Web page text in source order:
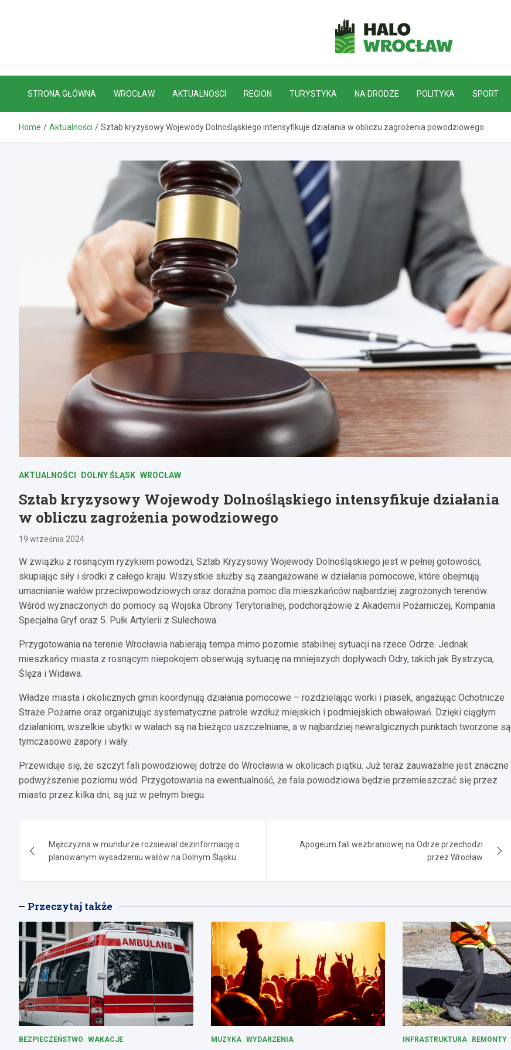
HaloWrocław.pl
STRONA GŁÓWNA WROCŁAW AKTUALNOŚCI REGION TURYSTYKA NA DRODZE POLITYKA SPORT
Home Aktualności Sztab kryzysowy Wojewody Dolnośląskiego intensyfikuje działania w obliczu zagrożenia powodziowego
AKTUALNOŚCI DOLNY ŚLĄSK WROCŁAW
Sztab kryzysowy Wojewody Dolnośląskiego intensyfikuje działania
w obliczu zagrożenia powodziowego
19 września 2024
W związku z rosnącym ryzykiem powodzi, Sztab Kryzysowy Wojewody Dolnośląskiego jest w pełnej gotowości,
skupiając siły i środki z całego kraju. Wszystkie służby są zaangażowane w działania pomocowe, które obejmują
umacnianie wałów przeciwpowodziowych oraz doraźna pomoc dla mieszkańców najbardziej zagrożonych terenów.
Wśród wyznaczonych do pomocy są Wojska Obrony Terytorialnej, podchorążowie z Akademii Pożarniczej, Kompania
Specjalna Gryf oraz 5. Pułk Artylerii z Sulechowa.
Przygotowania na terenie Wrocławia nabierają tempa mimo pozornie stabilnej sytuacji na rzece Odrze. Jednak
mieszkańcy miasta z rosnącym niepokojem obserwują sytuację na mniejszych dopływach Odry, takich jak Bystrzyca,
Ślęza i Widawa.
Władze miasta i okolicznych gmin koordynują działania pomocowe – rozdzielając worki i piasek, angażując Ochotnicze
Straże Pożarne oraz organizując systematyczne patrole wzdłuż miejskich i podmiejskich obwałowań. Dzięki ciągłym
działaniom, wszelkie ubytki w wałach są na bieżąco uszczelniane, a w najbardziej newralgicznych punktach tworzone są
tymczasowe zapory i wały.
Przewiduje się, że szczyt fali powodziowej dotrze do Wrocławia w okolicach piątku. Już teraz zauważalne jest znaczne
podwyższenie poziomu wód. Przygotowania na ewentualność, że fala powodziowa będzie przemieszczać się przez
miasto przez kilka dni, są już w pełnym biegu.
wpisu
Mężczyzna w mundurze rozsiewał dezinformację o
planowanym wysadzeniu wałów na Dolnym Śląsku
Apogeum fali wezbraniowej na Odrze przechodzi
przez Wrocław
Przeczytaj także
BEZPIECZEŃSTWO WAKACJE MUZYKA WYDARZENIA INFRASTRUKTURA REMONTY